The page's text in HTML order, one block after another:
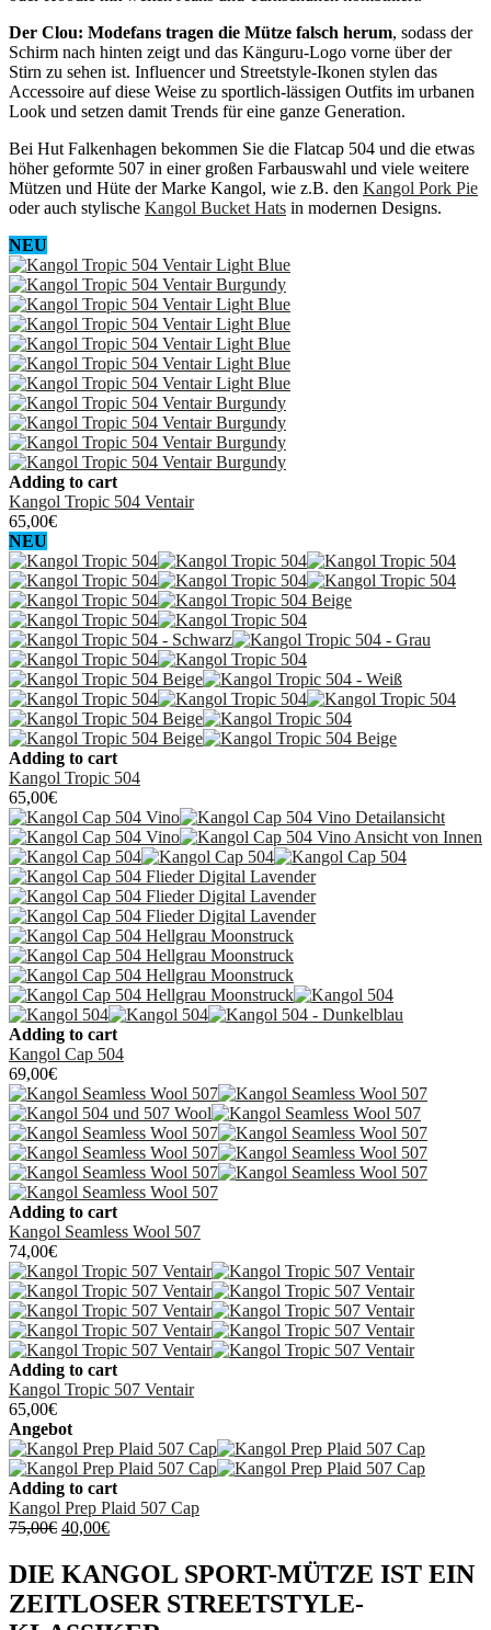
Der Clou: Modefans tragen die Mütze falsch herum, sodass der
Schirm nach hinten zeigt und das Känguru-Logo vorne über der
Stirn zu sehen ist. Influencer und Streetstyle-Ikonen stylen das
Accessoire auf diese Weise zu sportlich-lässigen Outfits im urbanen
Look und setzen damit Trends für eine ganze Generation.
Bei Hut Falkenhagen bekommen Sie die Flatcap 504 und die etwas
höher geformte 507 in einer großen Farbauswahl und viele weitere
Mützen und Hüte der Marke Kangol, wie z.B. den Kangol Pork Pie
oder auch stylische Kangol Bucket Hats in modernen Designs.
NEU
Adding to cart
Kangol Tropic 504 Ventair
65,00€
NEU
Adding to cart
Kangol Tropic 504
65,00€
Adding to cart
Kangol Cap 504
69,00€
Adding to cart
Kangol Seamless Wool 507
74,00€
Adding to cart
Kangol Tropic 507 Ventair
65,00€
Angebot
Adding to cart
Kangol Prep Plaid 507 Cap
75,00€ Ursprünglicher
war:
75,00€
40,00€Aktueller
ist:
40,00€.
DIE KANGOL SPORT-MÜTZE IST EIN
ZEITLOSER STREETSTYLE-